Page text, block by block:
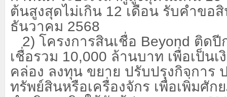
ต้นสูงสุดไม่เกิน 12 เดือน รับคำขอ
ธันวาคม 2568
2) โครงการสินเชื่อ Beyond ติด
เชื่อรวม 10,000 ล้านบาท เพื่อเป็น
คล่อง ลงทุน ขยาย ปรับปรุงกิจการ
ทรัพย์สินหรือเครื่องจักร เพื่อเพิ่มศัก